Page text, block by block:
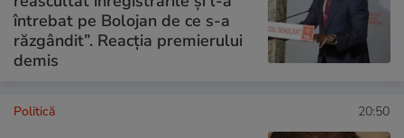
întrebat pe Bolojan de ce s-a
răzgândit”. Reacția premierului
demis
Politică 20:50